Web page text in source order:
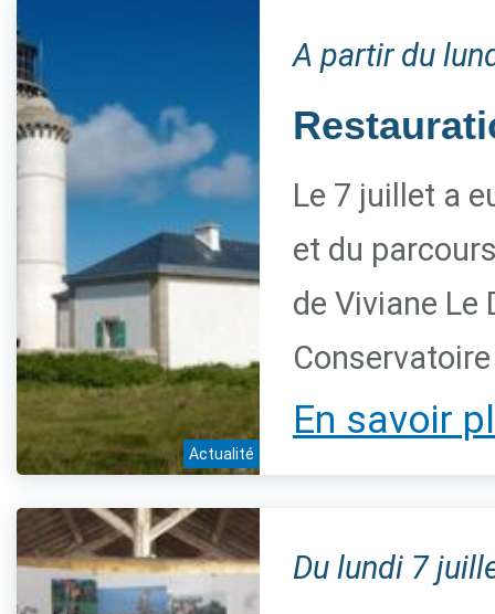
Actualité
A partir du
Le 7 juillet a
et du
de Viviane Le
En savoir
Du lundi 7